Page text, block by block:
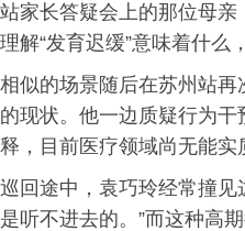
站家长答疑会上的那位母
理解“发育迟缓”意味着什么
相似的场景随后在苏州站
的现状。他一边质疑行为
释，目前医疗领域尚无能
巡回途中，袁巧玲经常撞
是听不进去的。”而这种高